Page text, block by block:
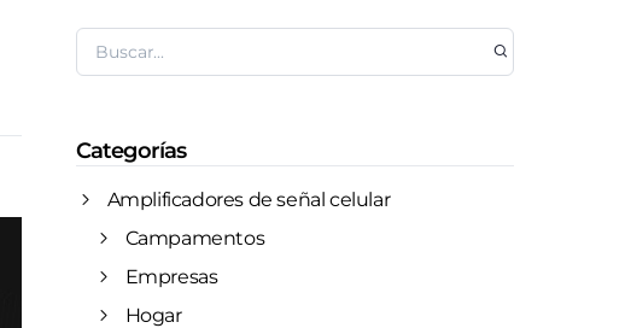
Categorías
Amplificadores de señal celular
Campamentos
Empresas
Hogar